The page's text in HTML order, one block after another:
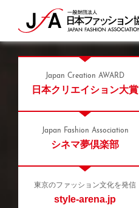
Japan Creation AWARD
日本クリエイション大賞
Japan Fashion Association
シネマ夢倶楽部
東京のファッション文化を発信
style-arena.jp